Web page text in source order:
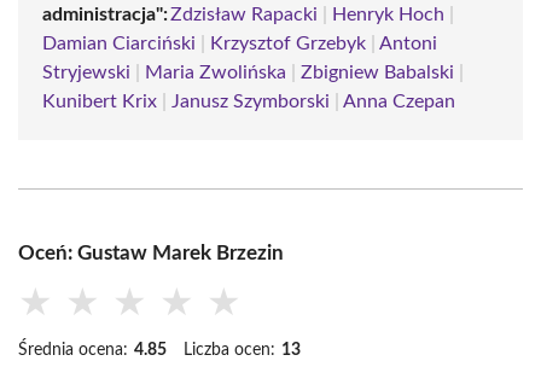
administracja":Zdzisław Rapacki Henryk Hoch
Damian Ciarciński
Krzysztof Grzebyk
Antoni
Stryjewski
Maria Zwolińska Zbigniew Babalski
Kunibert Krix
Janusz Szymborski Anna Czepan
Oceń: Gustaw Marek Brzezin
★ ★ ★ ★ ★
Średnia ocena: 4.85 Liczba ocen: 13